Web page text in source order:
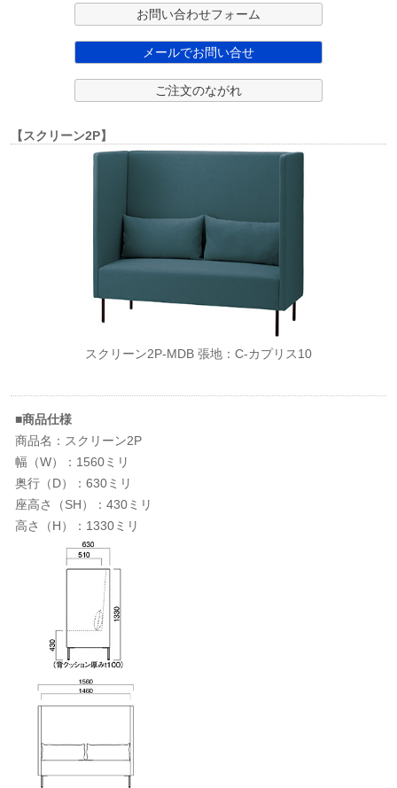
お問い合わせフォーム
メールでお問い合せ
ご注文のながれ
【スクリーン2P】
スクリーン2P-MDB 張地：C-カプリス10
■商品仕様
商品名：スクリーン2P
幅（W）：1560ミリ
奥行（D）：630ミリ
座高さ（SH）：430ミリ
高さ（H）：1330ミリ